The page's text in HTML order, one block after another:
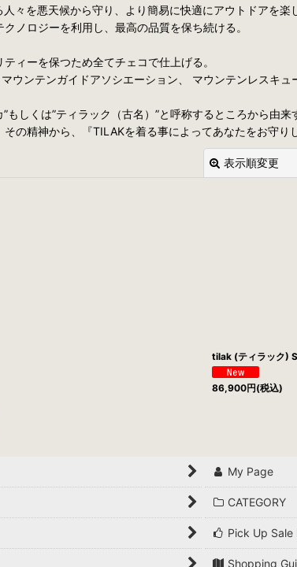
々を悪天候から守り、より簡易に快適にアウトドアを楽
ノロジーを利用し、最高の品質を保ち続ける。
ィーを保つため全てチェコで仕上げる。
ンテンガイドアソシエーション、 マウンテンレスキュ
しくは”ティラック（古名）”と呼称するところから由来
の精神から、『TILAKを着る事によってあなたをお守り
表示順変更
tilak (ティラック)
86,900円(税込)
My Page
CATEGORY
Pick Up Sale
Shopping